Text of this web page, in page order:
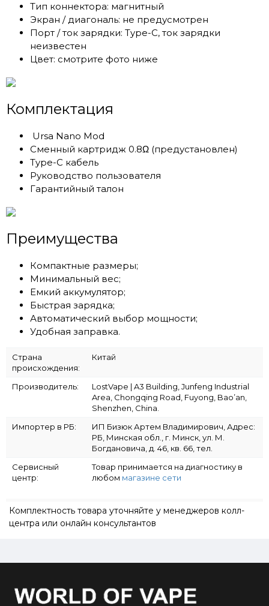
Тип коннектора: магнитный
Экран / диагональ: не предусмотрен
Порт / ток зарядки: Type-C, ток зарядки
неизвестен
Цвет: смотрите фото ниже
Комплектация
Ursa Nano Mod
Cменный картридж 0.8Ω (предустановлен)
Type-C кабель
Руководство пользователя
Гарантийный талон
Преимущества
Компактные размеры;
Минимальный вес;
Емкий аккумулятор;
Быстрая зарядка;
Автоматический выбор мощности;
Удобная заправка.
Страна
происхождения:
Китай
Производитель:
LostVape | A3 Building, Junfeng Industrial
Area, Chongqing Road, Fuyong, Bao’an,
Shenzhen, China.
Импортер в РБ:
ИП Бизюк Артем Владимирович, Адрес:
РБ, Минская обл., г. Минск, ул. М.
Богдановича, д. 46, кв. 66, тел.
Сервисный
центр:
Товар принимается на диагностику в
любом магазине сети
Комплектность товара уточняйте у менеджеров колл-
центра или онлайн консультантов